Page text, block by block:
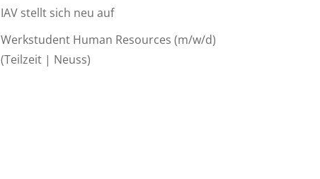
IAV stellt sich neu auf
Werkstudent Human Resources (m/w/d)
(Teilzeit | Neuss)